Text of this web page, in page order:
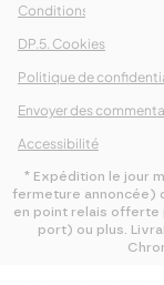
Conditions Générales
DP.5. Cookies
Politique de
Envoyer des
Accessibilité
* Expédition le jour
fermeture annoncée)
en point relais offerte
port) ou plus.